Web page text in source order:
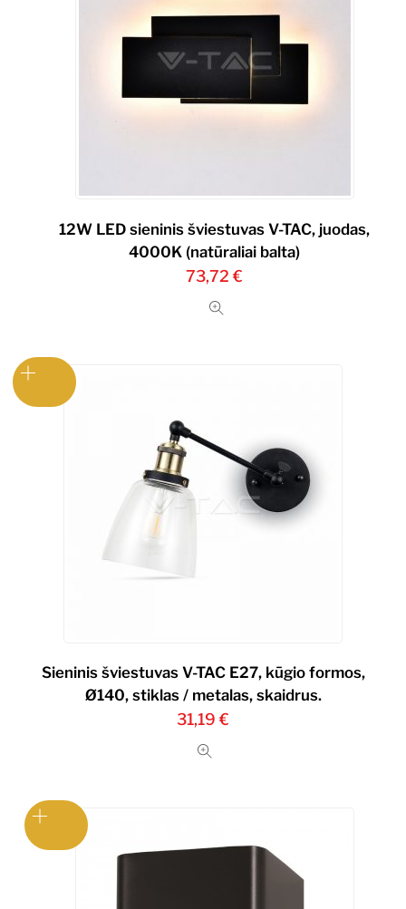
12W LED sieninis šviestuvas V-TAC, juodas,
4000K (natūraliai balta)
73,72€
Sieninis šviestuvas V-TAC E27, kūgio formos,
Ø140, stiklas / metalas, skaidrus.
31,19 €